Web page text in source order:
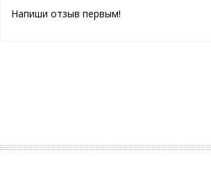
Напиши отзыв первым!